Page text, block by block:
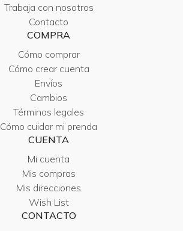
Trabaja con nosotros
Contacto
COMPRA
Cómo comprar
Cómo crear cuenta
Envíos
Cambios
Términos legales
Cómo cuidar mi prenda
CUENTA
Mi cuenta
Mis compras
Mis direcciones
Wish List
CONTACTO